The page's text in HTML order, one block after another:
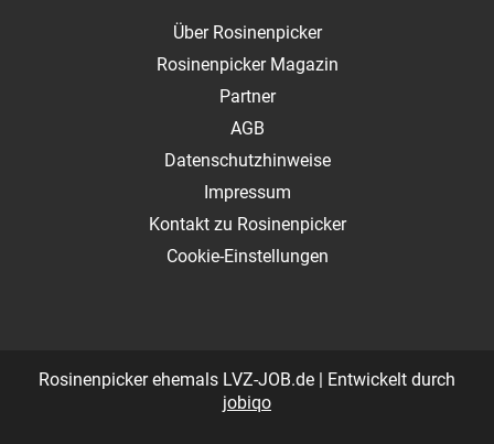
Über Rosinenpicker
Rosinenpicker Magazin
Partner
AGB
Datenschutzhinweise
Impressum
Kontakt zu Rosinenpicker
Cookie-Einstellungen
Rosinenpicker ehemals LVZ-JOB.de | Entwickelt durch
jobiqo